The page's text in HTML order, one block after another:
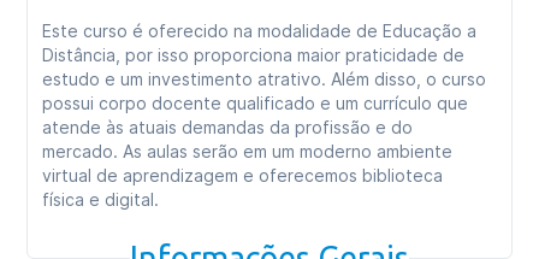
Este curso é oferecido na modalidade de Educação a
Distância, por isso proporciona maior praticidade de
estudo e um investimento atrativo. Além disso, o curso
possui corpo docente qualificado e um currículo que
atende às atuais demandas da profissão e do
mercado. As aulas serão em um moderno ambiente
virtual de aprendizagem e oferecemos biblioteca
física e digital.